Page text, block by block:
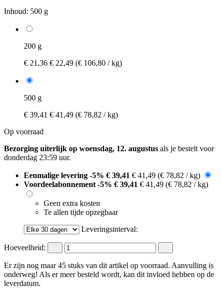
Inhoud: 500 g
200 g
€ 21,36 € 22,49 (€ 106,80 / kg)
500 g
€ 39,41 € 41,49 (€ 78,82 / kg)
Op voorraad
Bezorging uiterlijk op woensdag, 12. augustus als je bestelt voor
donderdag 23:59 uur.
Eenmalige levering -5% € 39,41 € 41,49 (€ 78,82 / kg)
Voordeelabonnement -5% € 39,41 € 41,49 (€ 78,82 / kg)
Geen extra kosten
Te allen tijde opzegbaar
Leveringsinterval:
Hoeveelheid:
Er zijn nog maar 45 stuks van dit artikel op voorraad. Aanvulling is
onderweg! Als er meer besteld wordt, kan dit invloed hebben op de
leverdatum.